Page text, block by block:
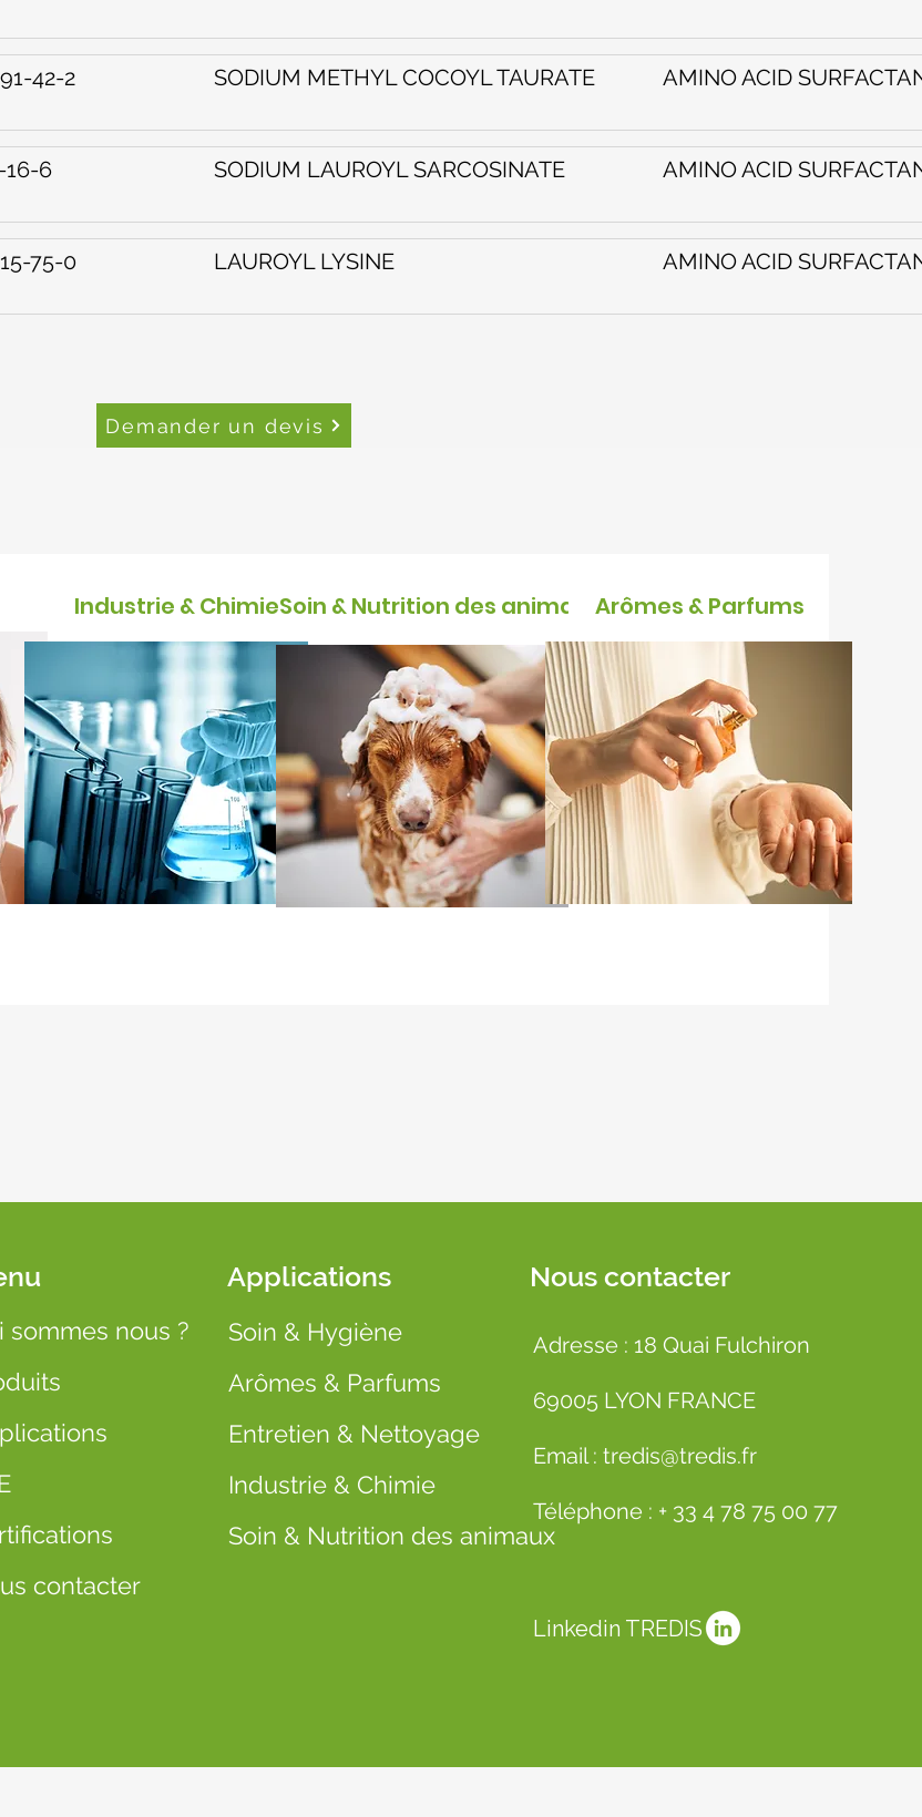
42-2 SODIUM METHYL COCOYL TAURATE AMINO ACID
16-6 SODIUM LAUROYL SARCOSINATE AMINO ACID
75-0 LAUROYL LYSINE AMINO ACID
Demander un devis
Industrie & ChimieSoin & Nutrition des animauxArômes & Parfums
sommes nous ?
contacter
Applications
Soin & Hygiène
Arômes & Parfums
Entretien & Nettoyage
Industrie & Chimie
Soin & Nutrition des animaux
Nous contacter
Linkedin TREDIS
Adresse : 18 Quai Fulchiron
69005 LYON FRANCE
Email : tredis@tredis.fr
Téléphone : + 33 4 78 75 00 77